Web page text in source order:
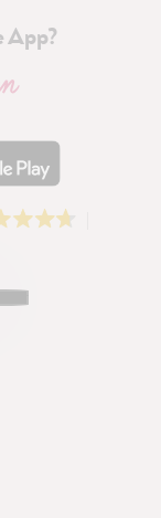
App?